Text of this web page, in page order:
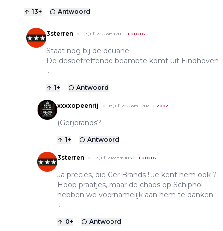
13+ Antwoord
3sterren 17 juli 2022 om 12:08 + 20205
Staat nog bij de douane.
De desbetreffende beambte komt uit Eindhoven
...
1+ Antwoord
xxxxopeenrij 17 juli 2022 om 18:02 + 2002
(Ger)brands?
1+ Antwoord
3sterren 17 juli 2022 om 18:30 + 20205
Ja precies, die Ger Brands ! Je kent hem ook ?
Hoop praatjes, maar de chaos op Schiphol
hebben we voornamelijk aan hem te danken
...
0+ Antwoord